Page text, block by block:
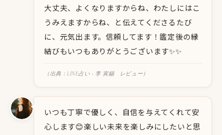
大丈夫、よくなりますからね、わたしにはこ
うみえますからね、と伝えてくださるたび
に、元気出ます。信頼してます！鑑定後の縁
結びもいつもありがとうございます✨✨
（出典：LINE占い - 李 寅錫 レビュー）
いつも丁寧で優しく、自信を与えてくれて安
心します😊楽しい未来を楽しみにしたいと思